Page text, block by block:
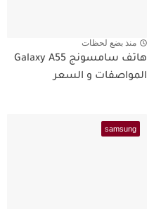
منذ بضع لحظات
هاتف سامسونج Galaxy A55
المواصفات و السعر
samsung